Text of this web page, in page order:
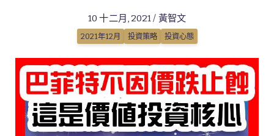
10 十二月, 2021 / 黃智文
2021年12月 投資策略 投資心態